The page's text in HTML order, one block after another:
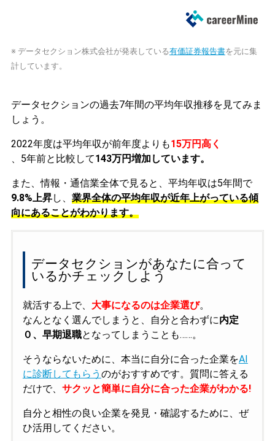
※ データセクション株式会社が発表している有価証券報告書を元に集
計しています。
データセクションの過去7年間の平均年収推移を見てみま
しょう。
2022年度は平均年収が前年度よりも15万円高く
、5年前と比較して143万円増加しています。
また、情報・通信業全体で見ると、平均年収は5年間で
9.8%上昇し、 業界全体の平均年収が近年上がっている傾
向にあることがわかります。
データセクションがあなたに合って
いるかチェックしよう
就活する上で、 大事になるのは企業選び。
なんとなく選んでしまうと、自分と合わずに内定
０、早期退職となってしまうことも……。
そうならないために、本当に自分に合った企業をAI
に診断してもらう のがおすすめです。質問に答える
だけで、 サクッと簡単に自分に合った企業がわかる!
自分と相性の良い企業を発見・確認するために、ぜ
ひ活用してください。